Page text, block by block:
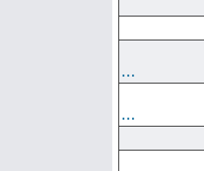
...
...